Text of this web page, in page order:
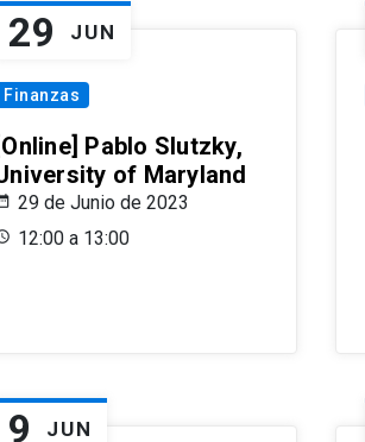
29 JUN
Finanzas
Pablo Slutzky,
of Maryland
29 de Junio de 2023
12:00 a 13:00
9 JUN